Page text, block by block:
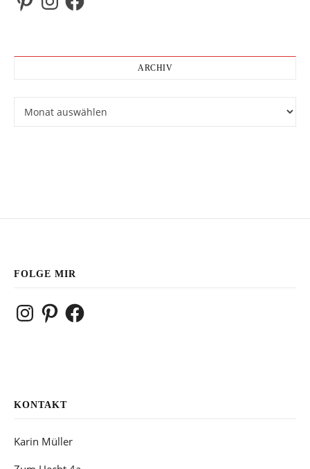
ARCHIV
FOLGE MIR
InstagramPinterestFacebook
KONTAKT
Karin Müller